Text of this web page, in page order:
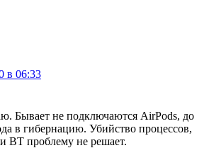
в 06:33
Бывает не подключаются AirPods, до
в гибернацию. Убийство процессов,
BT проблему не решает.